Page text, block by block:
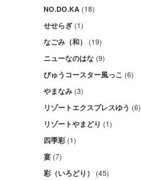
NO.DO.KA (18)
せせらぎ (1)
なごみ（和） (19)
ニューなのはな (9)
びゅうコースター風っこ (6)
やまなみ (3)
リゾートエクスプレスゆう (6)
リゾートやまどり (1)
四季彩 (1)
宴 (7)
彩（いろどり） (45)